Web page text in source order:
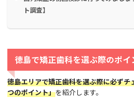
ト調査】
徳島で矯正歯科を選ぶ際のポイ
徳島エリアで矯正歯科を選ぶ際に必ずチ
つのポイント」を紹介します。